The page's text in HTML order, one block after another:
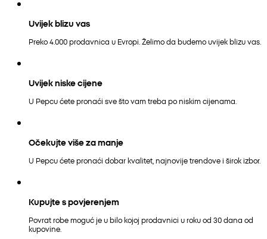
Uvijek blizu vas
Preko 4.000 prodavnica u Evropi. Želimo da budemo uvijek blizu vas.
Uvijek niske cijene
U Pepcu ćete pronaći sve što vam treba po niskim cijenama.
Očekujte više za manje
U Pepcu ćete pronaći dobar kvalitet, najnovije trendove i širok izbor.
Kupujte s povjerenjem
Povrat robe moguć je u bilo kojoj prodavnici u roku od 30 dana od
kupovine.